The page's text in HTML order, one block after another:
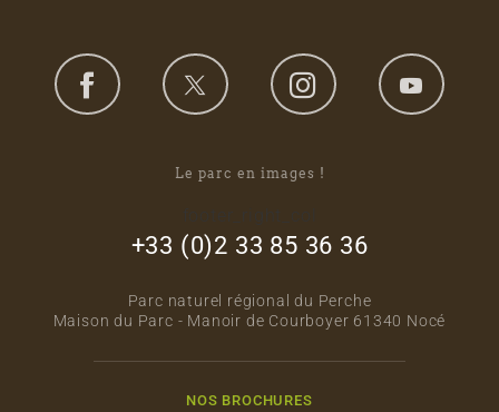
Le parc en images !
+33 (0)2 33 85 36 36
Parc naturel régional du Perche
Maison du Parc - Manoir de Courboyer 61340 Nocé
NOS BROCHURES